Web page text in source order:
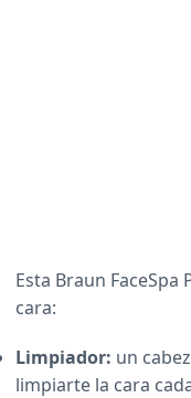
Esta Braun
cara:
Limpiador: un
limpiarte la cara